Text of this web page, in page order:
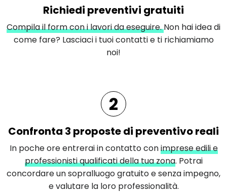
Richiedi preventivi gratuiti
Compila il form con i lavori da eseguire.Non hai idea di
come fare? Lasciaci i tuoi contatti e ti richiamiamo
noi!
2
Confronta 3 proposte di preventivo reali
In poche ore entrerai in contatto conimprese edili e
professionisti qualificati della tua zona. Potrai
concordare un sopralluogo gratuito e senza impegno,
e valutare la loro professionalità.